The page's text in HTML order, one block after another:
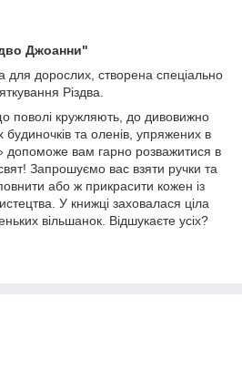
Джоанни"
для дорослих, створена спеціально
Різдва.
поволі кружляють, до дивовижно
та оленів, упряжених в
вам гарно розважитися в
Запрошуємо вас взяти ручки та
або ж прикрасити кожен із
У книжці заховалася ціла
вільшанок. Відшукаєте усіх?